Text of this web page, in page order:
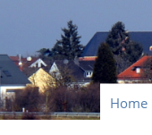
Home